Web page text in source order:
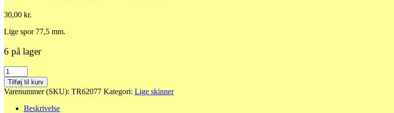
30,00 kr.
Lige spor 77,5 mm.
6 på lager
62077
Lige
spor
77,5
mm.
Tilføj til kurv
Varenummer (SKU): TR62077 Kategori: Lige skinner
Beskrivelse